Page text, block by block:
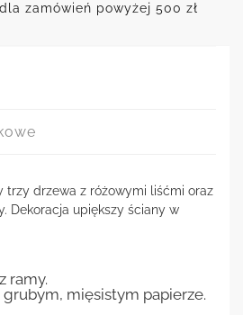
zamówień powyżej 500 zł
trzy drzewa z różowymi liśćmi oraz
Dekoracja upiększy ściany w
ramy.
mięsistym papierze.